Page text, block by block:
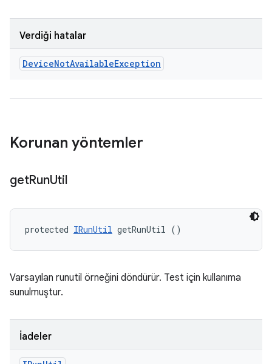
Verdiği hatalar
DeviceNotAvailableException
Korunan yöntemler
getRunUtil
protected IRunUtil getRunUtil ()
Varsayılan runutil örneğini döndürür. Test için kullanıma
sunulmuştur.
İadeler